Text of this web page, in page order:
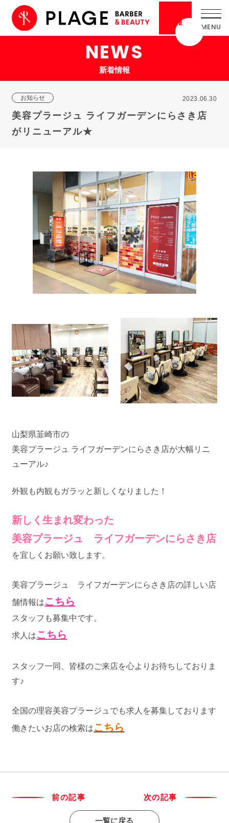
情報
NEWS
新着情報
お知らせ
美容プラージュ ライフガーデンにらさき店
がリニューアル★
2023.06.30
山梨県韮崎市の
美容プラージュ ライフガーデンにらさき店が大幅リニ
ューアル♪
外観も内観もガラッと新しくなりました！
新しく生まれ変わった
美容プラージュ ライフガーデンにらさき店
を宜しくお願い致します。
美容プラージュ ライフガーデンにらさき店の詳しい店
舗情報はこちら
スタッフも募集中です。
求人はこちら
スタッフ一同、皆様のご来店を心よりお待ちしておりま
す♪
全国の理容美容プラージュでも求人を募集しております
働きたいお店の検索はこちら
前の記事 次の記事
一覧に戻る